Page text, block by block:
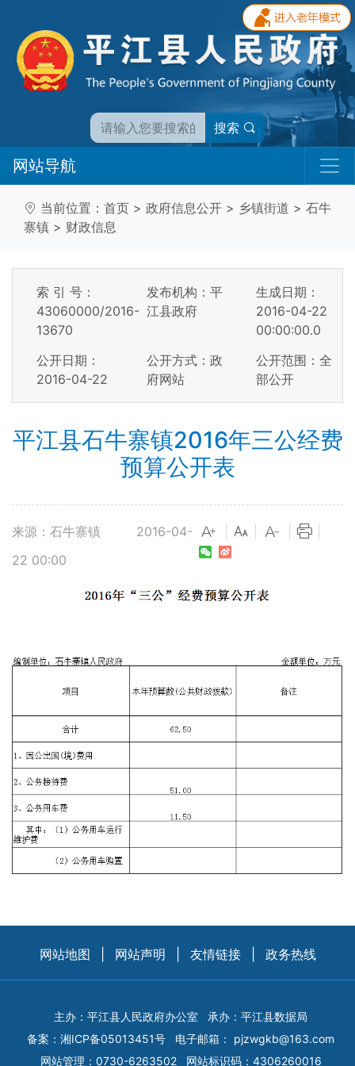
搜索
网站导航
当前位置： 首页 > 政府信息公开 > 乡镇街道 > 石牛
寨镇 > 财政信息
索 引 号：
43060000/2016-
13670
发布机构：平
江县政府
生成日期：
2016-04-22
00:00:00.0
公开日期：
2016-04-22
公开方式：政
府网站
公开范围：全
部公开
平江县石牛寨镇2016年三公经费
预算公开表
来源：石牛寨镇
2016-04-
22 00:00
网站地图 网站声明 友情链接 政务热线
主办：平江县人民政府办公室
承办：平江县数据局
备案： 湘ICP备05013451号 电子邮箱： pjzwgkb@163.com
网站管理：0730-6263502
网站标识码：4306260016